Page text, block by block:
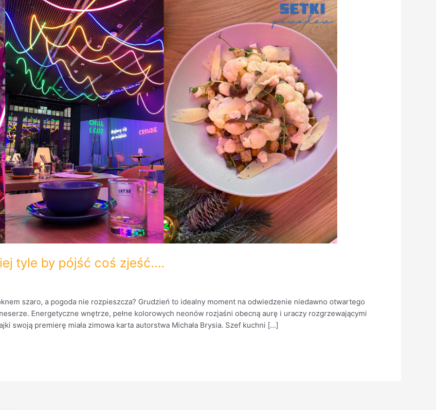
tyle by pójść coś zjeść….
szaro, a pogoda nie rozpieszcza? Grudzień to idealny moment na odwiedzenie niedawno otwartego
Energetyczne wnętrze, pełne kolorowych neonów rozjaśni obecną aurę i uraczy rozgrzewającymi
swoją premierę miała zimowa karta autorstwa Michała Brysia. Szef kuchni […]